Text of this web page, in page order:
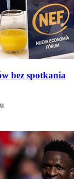
bez spotkania